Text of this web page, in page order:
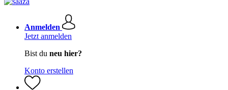
Anmelden
Jetzt anmelden
Bist du neu hier?
Konto erstellen